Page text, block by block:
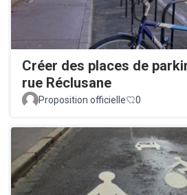
Créer des places de
rue Réclusane
Proposition officielle 0